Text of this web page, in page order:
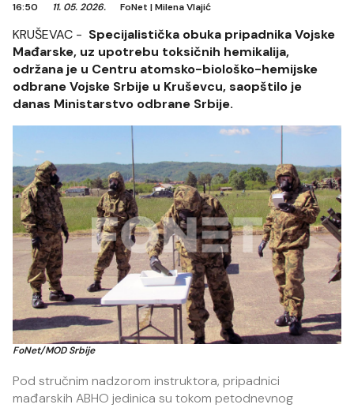
16:50 11. 05. 2026. FoNet |Milena Vlajić
KRUŠEVAC - Specijalistička obuka pripadnika Vojske
Mađarske, uz upotrebu toksičnih hemikalija,
održana je u Centru atomsko-biološko-hemijske
odbrane Vojske Srbije u Kruševcu, saopštilo je
danas Ministarstvo odbrane Srbije.
FoNet/MOD Srbije
Pod stručnim nadzorom instruktora, pripadnici
mađarskih ABHO jedinica su tokom petodnevnog